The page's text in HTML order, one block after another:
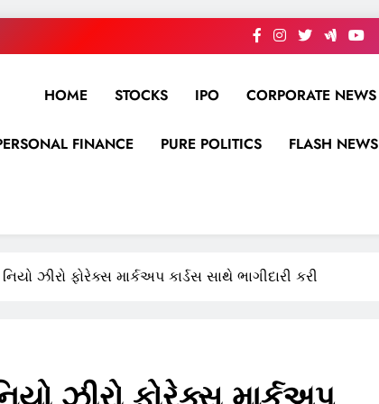
HOME STOCKS IPO CORPORATE NEWS
FINANCE PURE POLITICS FLASH NEWS
ઝીરો ફોરેક્સ માર્કઅપ કાર્ડસ સાથે ભાગીદારી કરી